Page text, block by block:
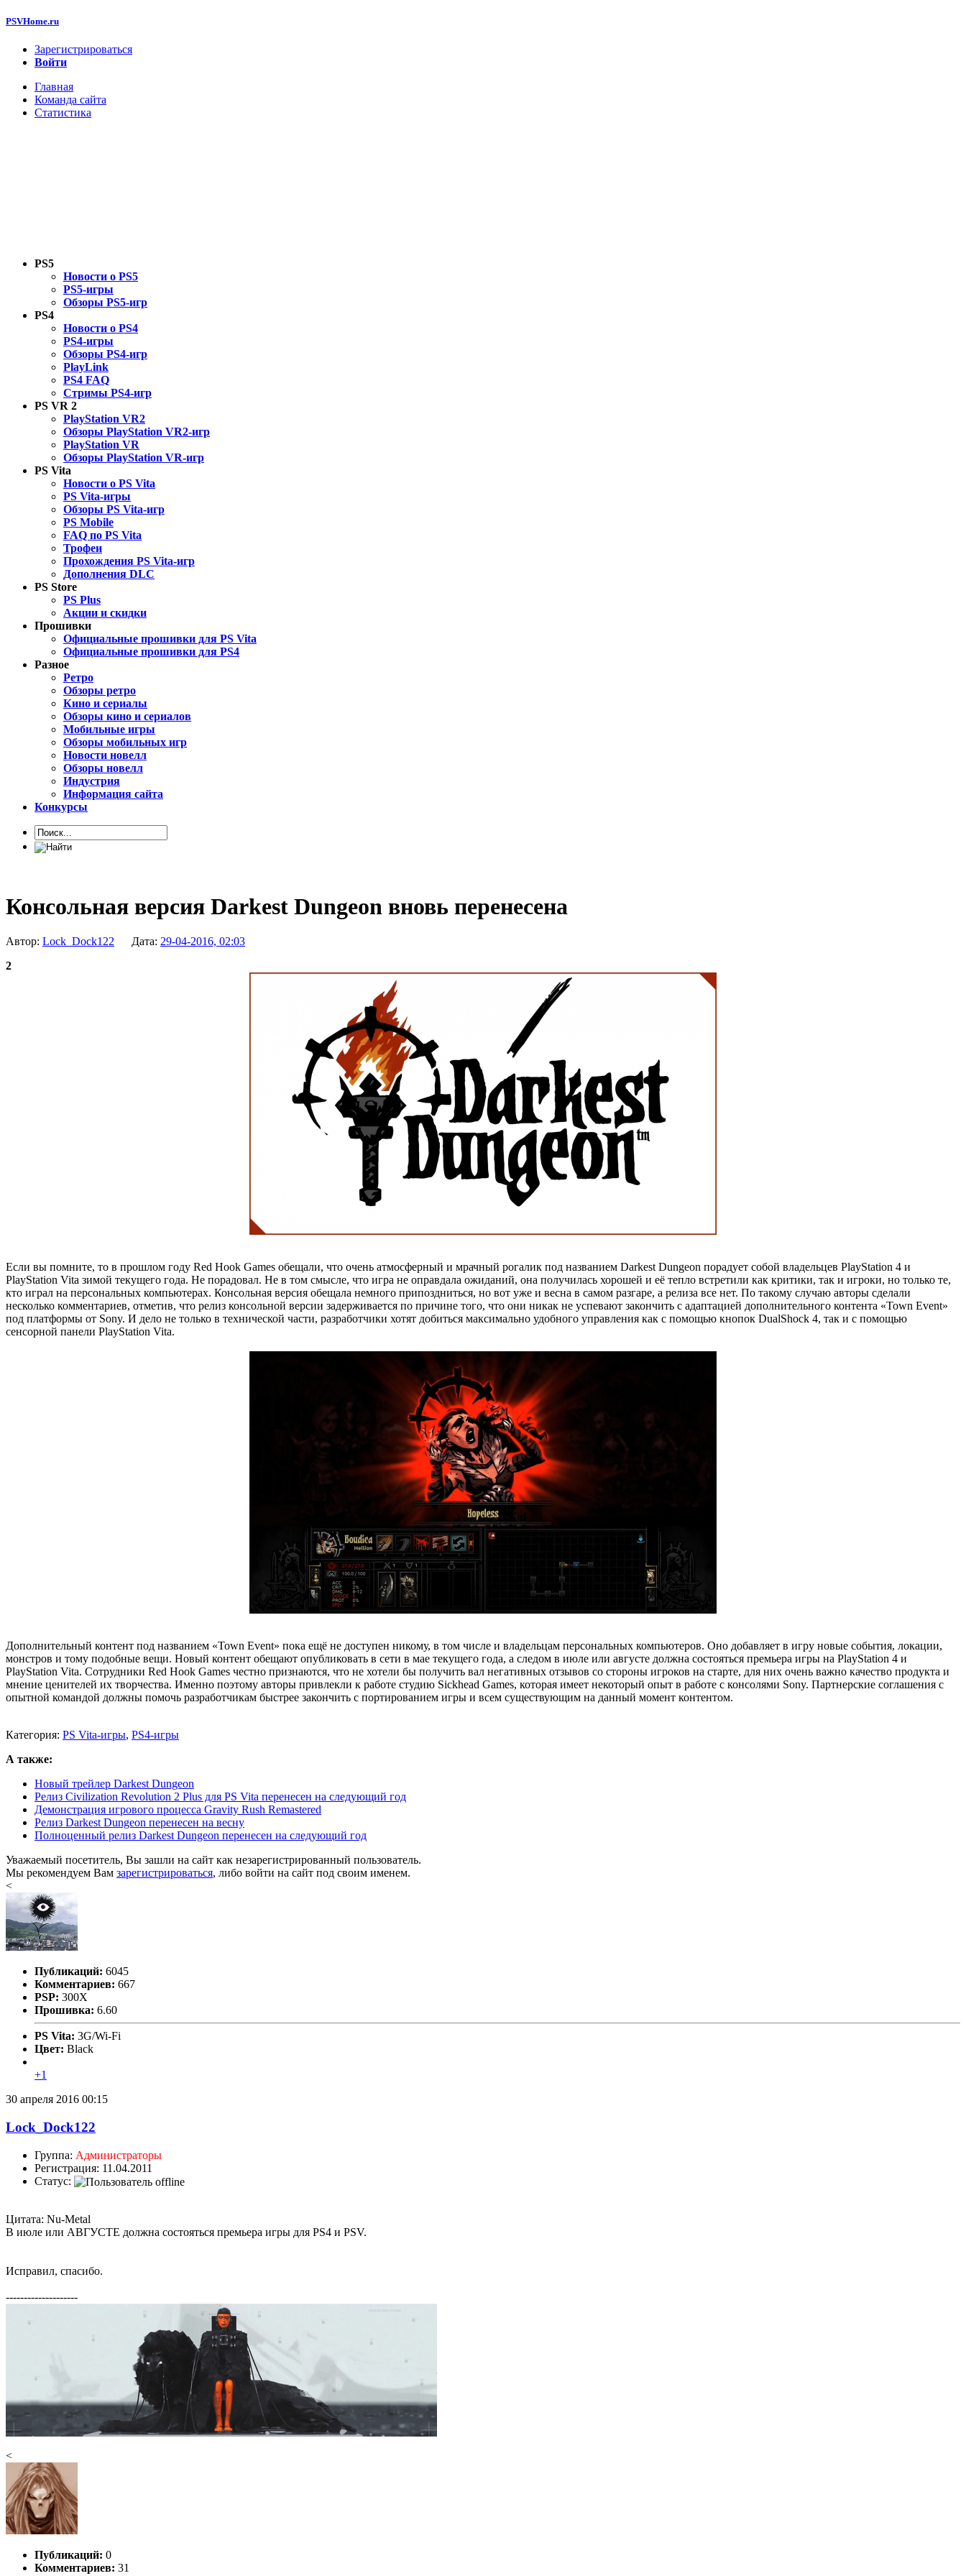
PSVHome.ru
Зарегистрироваться
Войти
Главная
Команда сайта
Статистика
PS5
Новости о PS5
PS5-игры
Обзоры PS5-игр
PS4
Новости о PS4
PS4-игры
Обзоры PS4-игр
PlayLink
PS4 FAQ
Стримы PS4-игр
PS VR 2
PlayStation VR2
Обзоры PlayStation VR2-игр
PlayStation VR
Обзоры PlayStation VR-игр
PS Vita
Новости о PS Vita
PS Vita-игры
Обзоры PS Vita-игр
PS Mobile
FAQ по PS Vita
Трофеи
Прохождения PS Vita-игр
Дополнения DLC
PS Store
PS Plus
Акции и скидки
Прошивки
Официальные прошивки для PS Vita
Официальные прошивки для PS4
Разное
Ретро
Обзоры ретро
Кино и сериалы
Обзоры кино и сериалов
Мобильные игры
Обзоры мобильных игр
Новости новелл
Обзоры новелл
Индустрия
Информация сайта
Конкурсы
Консольная версия Darkest Dungeon вновь перенесена
Автор: Lock_Dock122 Дата: 29-04-2016, 02:03
2
Если вы помните, то в прошлом году Red Hook Games обещали, что очень атмосферный и мрачный рогалик под названием Darkest Dungeon порадует собой владельцев PlayStation 4 и
PlayStation Vita зимой текущего года. Не порадовал. Не в том смысле, что игра не оправдала ожиданий, она получилась хорошей и её тепло встретили как критики, так и игроки, но только те,
кто играл на персональных компьютерах. Консольная версия обещала немного припоздниться, но вот уже и весна в самом разгаре, а релиза все нет. По такому случаю авторы сделали
несколько комментариев, отметив, что релиз консольной версии задерживается по причине того, что они никак не успевают закончить с адаптацией дополнительного контента «Town Event»
под платформы от Sony. И дело не только в технической части, разработчики хотят добиться максимально удобного управления как с помощью кнопок DualShock 4, так и с помощью
сенсорной панели PlayStation Vita.
Дополнительный контент под названием «Town Event» пока ещё не доступен никому, в том числе и владельцам персональных компьютеров. Оно добавляет в игру новые события, локации,
монстров и тому подобные вещи. Новый контент обещают опубликовать в сети в мае текущего года, а следом в июле или августе должна состояться премьера игры на PlayStation 4 и
PlayStation Vita. Сотрудники Red Hook Games честно признаются, что не хотели бы получить вал негативных отзывов со стороны игроков на старте, для них очень важно качество продукта и
мнение ценителей их творчества. Именно поэтому авторы привлекли к работе студию Sickhead Games, которая имеет некоторый опыт в работе с консолями Sony. Партнерские соглашения с
опытной командой должны помочь разработчикам быстрее закончить с портированием игры и всем существующим на данный момент контентом.
Категория: PS Vita-игры, PS4-игры
А также:
Новый трейлер Darkest Dungeon
Релиз Civilization Revolution 2 Plus для PS Vita перенесен на следующий год
Демонстрация игрового процесса Gravity Rush Remastered
Релиз Darkest Dungeon перенесен на весну
Полноценный релиз Darkest Dungeon перенесен на следующий год
Уважаемый посетитель, Вы зашли на сайт как незарегистрированный пользователь.
Мы рекомендуем Вам зарегистрироваться, либо войти на сайт под своим именем.
<
Публикаций: 6045
Комментариев: 667
PSP: 300X
Прошивка: 6.60
PS Vita: 3G/Wi-Fi
Цвет: Black
+1
30 апреля 2016 00:15
Lock_Dock122
Группа: Администраторы
Регистрация: 11.04.2011
Статус:
Цитата: Nu-Metal
В июле или АВГУСТЕ должна состояться премьера игры для PS4 и PSV.
Исправил, спасибо.
--------------------
<
Публикаций: 0
Комментариев: 31